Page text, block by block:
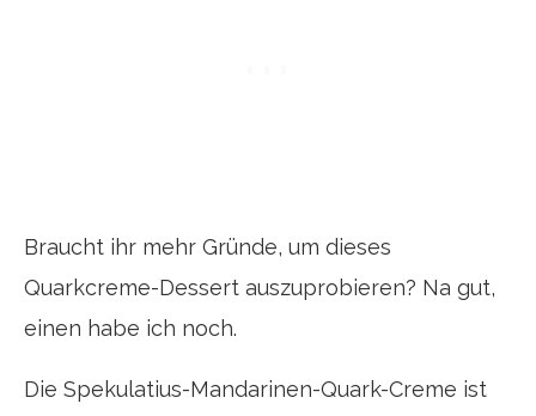
Braucht ihr mehr Gründe, um dieses
Quarkcreme-Dessert auszuprobieren? Na gut,
einen habe ich noch.
Die Spekulatius-Mandarinen-Quark-Creme ist